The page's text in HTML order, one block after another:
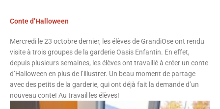
Conte d’Halloween
Mercredi le 23 octobre dernier, les élèves de GrandiOse ont rendu
visite à trois groupes de la garderie Oasis Enfantin. En effet,
depuis plusieurs semaines, les élèves ont travaillé à créer un conte
d’Halloween en plus de l’illustrer. Un beau moment de partage
avec des petits de la garderie, qui ont déjà fait la demande d’un
nouveau conte! Au travail les élèves!